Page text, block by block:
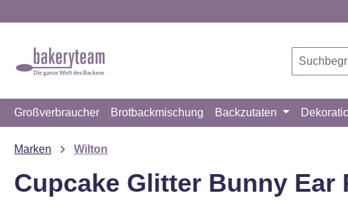
Großverbraucher Brotbackmischung Backzutaten
Marken Wilton
Cupcake Glitter Bunny Ear